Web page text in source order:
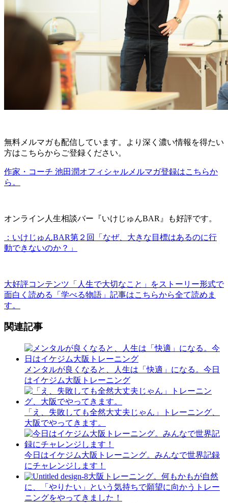
無料メルマガも配信しています。より深く濃い情報を得たい
方はこちらからご登録ください。
作家・コーチ 池田潤オフィシャルメルマガ登録はこちらか
ら。
オンライン人生相談バー『いけじゅんBAR』も好評です。
：いけじゅんBAR第２回「なぜ、大きな目標はあるのに行
動できないのか？」
大好評コンテンツ「人生で大切なこと」をストーリー形式で
面白く読める「学べる物語」記事はこちらから全て読めま
す。
関連記事
メンタルが良くなると、人生は「快適」になる。今日
はイケジム大阪トレーニング
「え、失敗しても全然大丈夫じゃん」トレーニング、
大阪でやってきます。
今日はイケジム大阪トレーニング。みんなで世界記録
にチャレンジします！
大阪トレーニング。何もかもが自然
に、「やりたい」という気持ちで願望に向かうトレー
ニングをやってきました！